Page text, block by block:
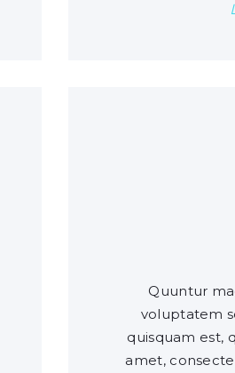
Quuntur
voluptatem
quisquam est,
amet,